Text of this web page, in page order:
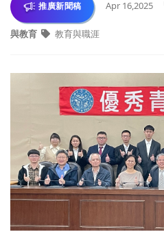
推廣新聞稿 Apr 16,2025
與教育 教育與職涯